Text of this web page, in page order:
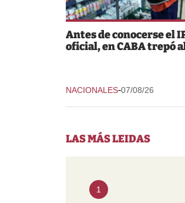
Antes de conocerse el
oficial, en CABA trepó
NACIONALES-07/08/26
LAS MÁS LEIDAS
1